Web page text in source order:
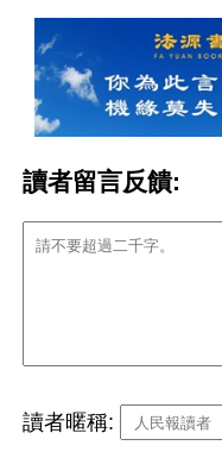
讀者留言反饋:
讀者暱稱: